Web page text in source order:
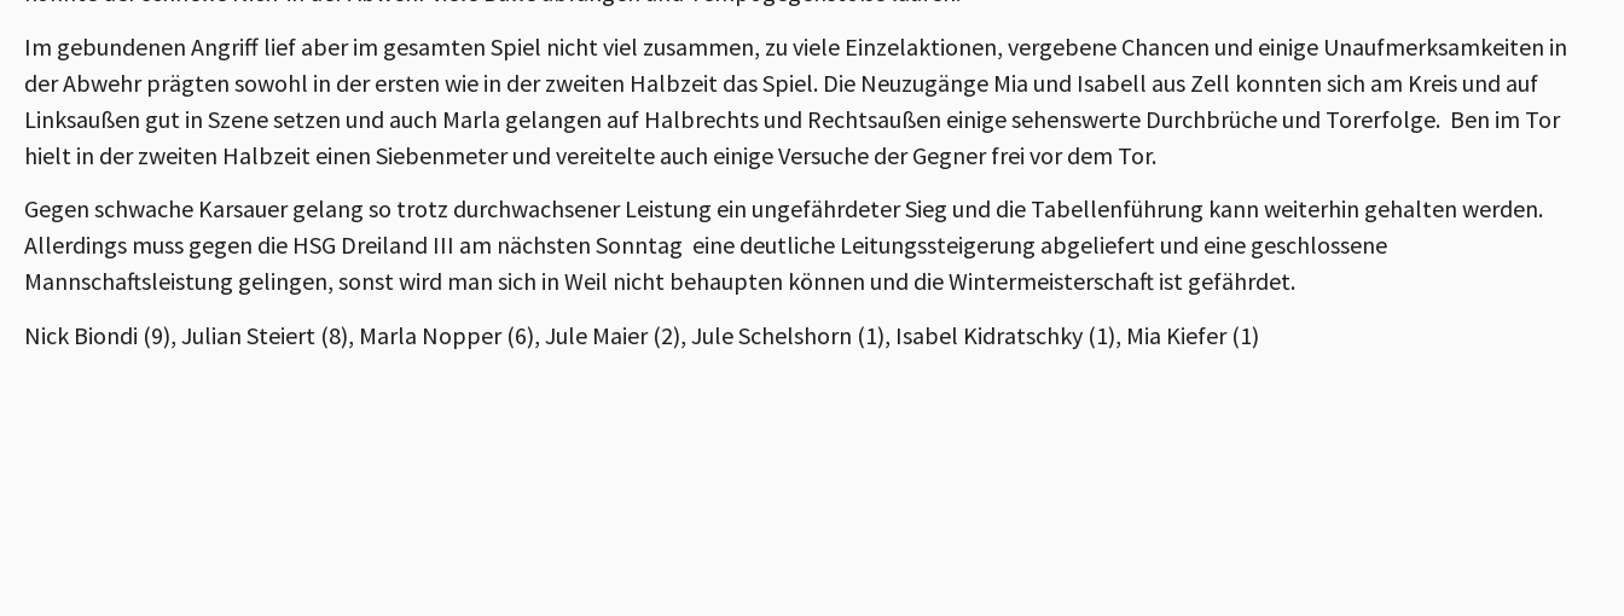
Im gebundenen Angriff lief aber im gesamten Spiel nicht viel zusammen, zu viele Einzelaktionen, vergebene Chancen und einige Unaufmerksamkeiten in
der Abwehr prägten sowohl in der ersten wie in der zweiten Halbzeit das Spiel. Die Neuzugänge Mia und Isabell aus Zell konnten sich am Kreis und auf
Linksaußen gut in Szene setzen und auch Marla gelangen auf Halbrechts und Rechtsaußen einige sehenswerte Durchbrüche und Torerfolge. Ben im Tor
hielt in der zweiten Halbzeit einen Siebenmeter und vereitelte auch einige Versuche der Gegner frei vor dem Tor.
Gegen schwache Karsauer gelang so trotz durchwachsener Leistung ein ungefährdeter Sieg und die Tabellenführung kann weiterhin gehalten werden.
Allerdings muss gegen die HSG Dreiland III am nächsten Sonntag eine deutliche Leitungssteigerung abgeliefert und eine geschlossene
Mannschaftsleistung gelingen, sonst wird man sich in Weil nicht behaupten können und die Wintermeisterschaft ist gefährdet.
Nick Biondi (9), Julian Steiert (8), Marla Nopper (6), Jule Maier (2), Jule Schelshorn (1), Isabel Kidratschky (1), Mia Kiefer (1)